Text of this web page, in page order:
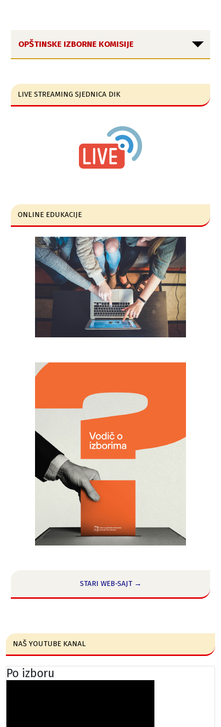
OPŠTINSKE IZBORNE KOMISIJE
LIVE STREAMING SJEDNICA DIK
ONLINE EDUKACIJE
STARI WEB-SAJT →
NAŠ YOUTUBE KANAL
Po izboru